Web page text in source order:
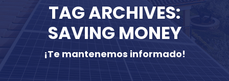
TAG ARCHIVES:
SAVING MONEY
¡Te mantenemos informado!